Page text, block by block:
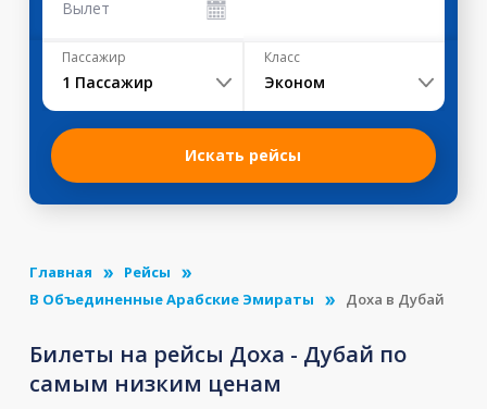
Вылет
Пассажир
1 Пассажир
Класс
Эконом
Искать рейсы
Главная
Рейсы
В Объединенные Арабские Эмираты
Доха в Дубай
Билеты на рейсы Доха - Дубай по
самым низким ценам